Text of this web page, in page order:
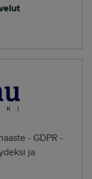
- GDPR -
ja